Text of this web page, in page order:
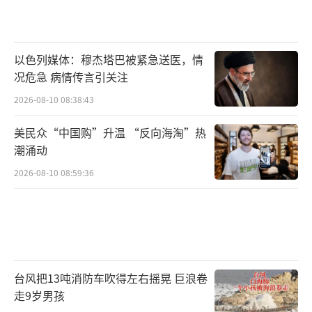
以色列媒体：穆杰塔巴被紧急送医，情
况危急 病情传言引关注
2026-08-10 08:38:43
美民众“中国购”升温 “反向海淘”热
潮涌动
2026-08-10 08:59:36
台风把13吨消防车吹得左右摇晃 巨浪卷
走9岁男孩